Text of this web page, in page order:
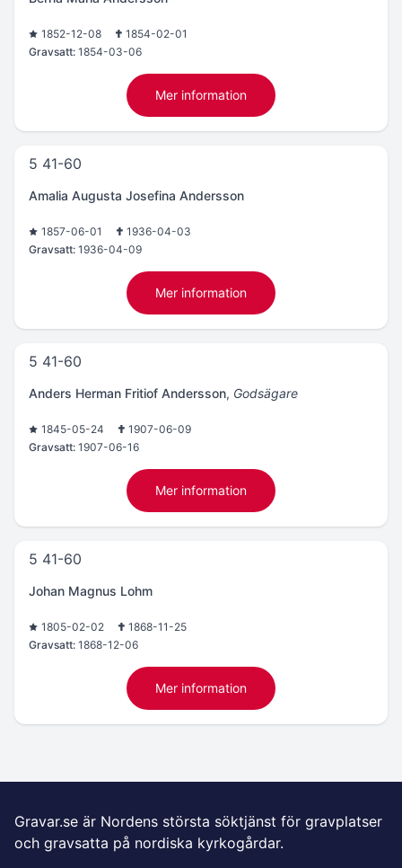
1852-12-08
1854-02-01
Gravsatt: 1854-03-06
Mer information
5 41-60
Amalia Augusta Josefina Andersson
1857-06-01
1936-04-03
Gravsatt: 1936-04-09
Mer information
5 41-60
Anders Herman Fritiof Andersson, Godsägare
1845-05-24
1907-06-09
Gravsatt: 1907-06-16
Mer information
5 41-60
Johan Magnus Lohm
1805-02-02
1868-11-25
Gravsatt: 1868-12-06
Mer information
Gravar.se är Nordens största söktjänst för gravplatser
och gravsatta på nordiska kyrkogårdar.